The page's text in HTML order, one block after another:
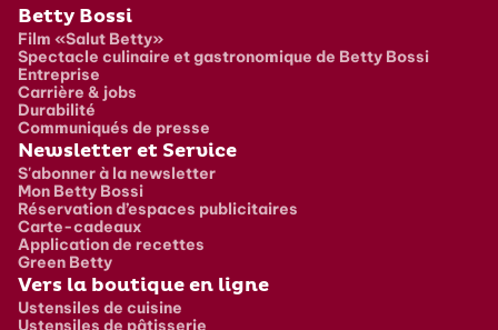
Pied de page
Betty Bossi
Film «Salut Betty»
Spectacle culinaire et gastronomique de Betty Bossi
Entreprise
Carrière & jobs
Durabilité
Communiqués de presse
Newsletter et Service
S'abonner à la newsletter
Mon Betty Bossi
Réservation d’espaces publicitaires
Carte-cadeaux
Application de recettes
Green Betty
Vers la boutique en ligne
Ustensiles de cuisine
Ustensiles de pâtisserie